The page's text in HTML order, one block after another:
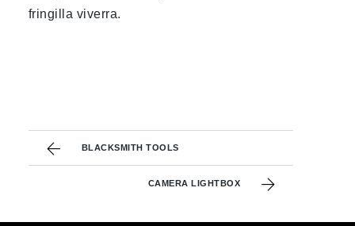
fringilla viverra.
BLACKSMITH TOOLS
CAMERA LIGHTBOX